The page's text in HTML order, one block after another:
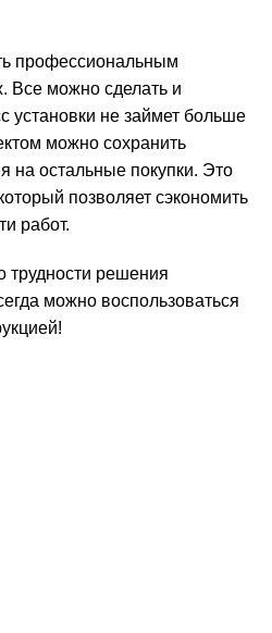
профессиональным
Все можно сделать и
установки не займет больше
можно сохранить
на остальные покупки. Это
позволяет сэкономить
работ.
трудности решения
можно воспользоваться